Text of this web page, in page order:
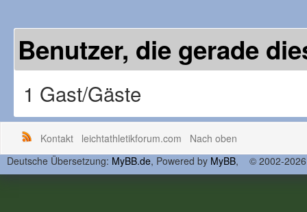
Benutzer, die gerade
1 Gast/Gäste
Kontakt leichtathletikforum.com
Nach oben
Deutsche Übersetzung: MyBB.de, Powered by MyBB, © 2002-